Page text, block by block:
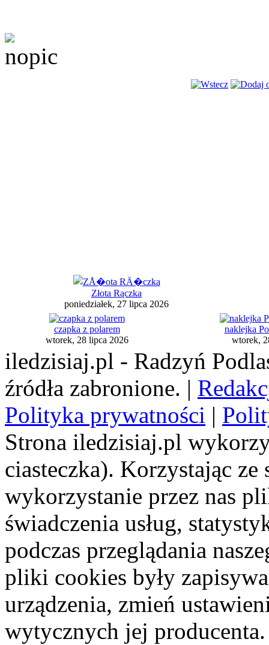
Złota Rączka
poniedziałek, 27 lipca 2026
czapka z polarem
wtorek, 28 lipca 2026
naklejka
wtorek,
iledzisiaj.pl - Radzyń
źródła zabronione. |
Polityka prywatności |
Strona iledzisiaj.pl
ciasteczka). Korzystając
wykorzystanie przez nas
świadczenia usług,
podczas przeglądania
pliki cookies były
urządzenia, zmień
wytycznych jej producenta.